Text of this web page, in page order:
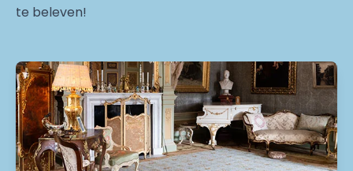
te beleven!